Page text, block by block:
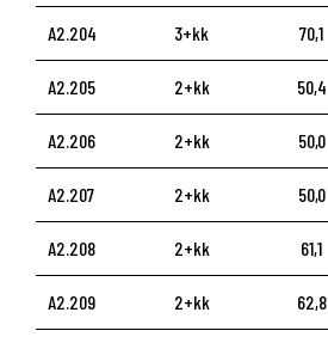
A2.204 3+kk 70,1
A2.205 2+kk 50,4
A2.206 2+kk 50,0
A2.207 2+kk 50,0
A2.208 2+kk 61,1
A2.209 2+kk 62,8